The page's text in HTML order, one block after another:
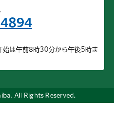
始は午前8時30分から午後5時ま
All Rights Reserved.